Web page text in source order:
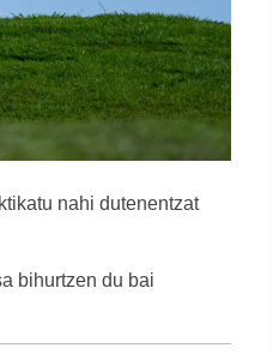
nahi dutenentzat
bihurtzen du bai